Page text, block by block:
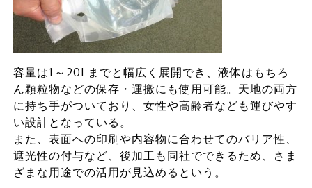
容量は1～20Lまでと幅広く展開でき、液体はもちろ
ん顆粒物などの保存・運搬にも使用可能。天地の両方
に持ち手がついており、女性や高齢者なども運びやす
い設計となっている。
また、表面への印刷や内容物に合わせてのバリア性、
遮光性の付与など、後加工も同社でできるため、さま
ざまな用途での活用が見込めるという。